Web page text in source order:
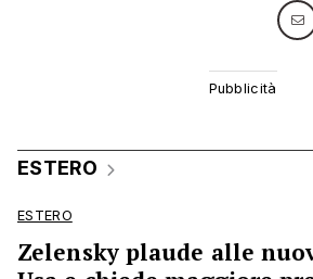
ESTERO
ESTERO
Zelensky plaude alle